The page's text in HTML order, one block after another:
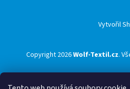
Vytvořil
Copyright 2026Wolf-Textil.cz.